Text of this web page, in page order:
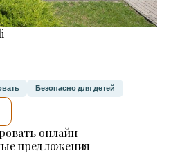
Безопасно для детей
онлайн
предложения